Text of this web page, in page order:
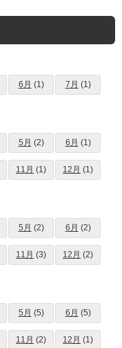
6月 (1) 7月 (1)
5月 (2) 6月 (1)
11月 (1) 12月 (1)
5月 (2) 6月 (2)
11月 (3) 12月 (2)
5月 (5) 6月 (5)
11月 (2) 12月 (1)